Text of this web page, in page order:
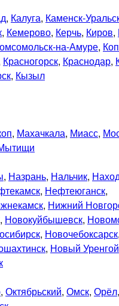
, Калуга, Каменск-
, Кемерово, Керчь, Киров,
на-Амуре,
Красногорск, Краснодар,
, Кызыл
, Махачкала, Миасс,
, Назрань, Нальчик,
, Нефтеюганск,
, Нижний
, Новокуйбышевск,
, Новочебоксарск,
, Новый Уренгой
, Октябрьский, Омск, Орёл,